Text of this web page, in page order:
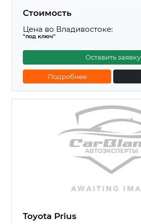
Стоимость
Цена во Владивостоке:
"под ключ"
Оставить заявку
Подробнее
Toyota Prius